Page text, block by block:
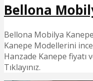
Bellona
Bellona Mobilya
Kanepe Modellerini
Hanzade Kanepe fiyatı
Tıklayınız.